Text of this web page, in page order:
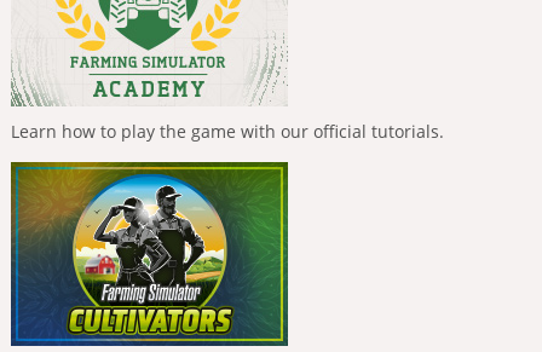
Learn how to play the game with our official tutorials.